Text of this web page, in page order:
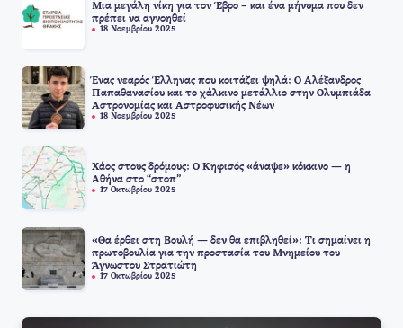
Μια μεγάλη νίκη για τον Έβρο – και ένα μήνυμα που δεν
πρέπει να αγνοηθεί
18 Νοεμβρίου 2025
Ένας νεαρός Έλληνας που κοιτάζει ψηλά: Ο Αλέξανδρος
Παπαθανασίου και το χάλκινο μετάλλιο στην Ολυμπιάδα
Αστρονομίας και Αστροφυσικής Νέων
18 Νοεμβρίου 2025
Χάος στους δρόμους: Ο Κηφισός «άναψε» κόκκινο — η
Αθήνα στο “στοπ”
17 Οκτωβρίου 2025
«Θα έρθει στη Βουλή — δεν θα επιβληθεί»: Τι σημαίνει η
πρωτοβουλία για την προστασία του Μνημείου του
Άγνωστου Στρατιώτη
17 Οκτωβρίου 2025